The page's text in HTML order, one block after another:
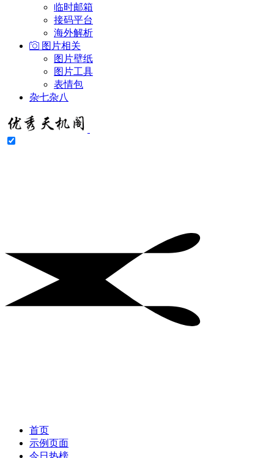
临时邮箱
接码平台
海外解析
图片相关
图片壁纸
图片工具
表情包
杂七杂八
首页
示例页面
今日热榜